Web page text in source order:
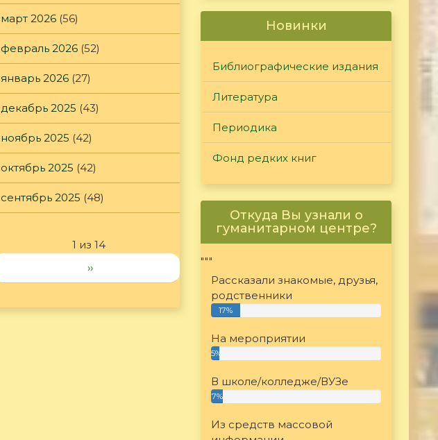
март 2026 (56)
февраль 2026 (52)
январь 2026 (27)
декабрь 2025 (43)
ноябрь 2025 (42)
октябрь 2025 (42)
сентябрь 2025 (48)
1 из 14
››
Новинки
Библиографические издания
Литература
Периодика
Фонд редких книг
Откуда Вы узнали о
гуманитарном центре?
"""
Рассказали знакомые, друзья,
родственники
17%
На мероприятии
5%
В школе/колледже/ВУЗе
7%
Из средств массовой